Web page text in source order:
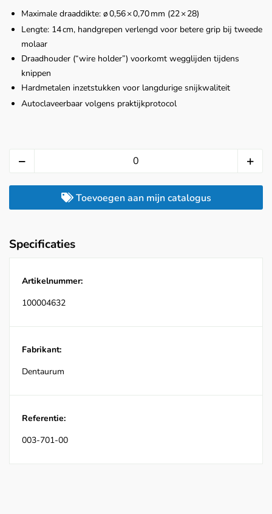
Maximale draaddikte: ø 0,56 × 0,70 mm (22 × 28)
Lengte: 14 cm, handgrepen verlengd voor betere grip bij tweede
molaar
Draadhouder (“wire holder”) voorkomt wegglijden tijdens
knippen
Hardmetalen inzetstukken voor langdurige snijkwaliteit
Autoclaveerbaar volgens praktijkprotocol
Toevoegen aan mijn catalogus
Specificaties
Artikelnummer:
100004632
Fabrikant:
Dentaurum
Referentie:
003-701-00